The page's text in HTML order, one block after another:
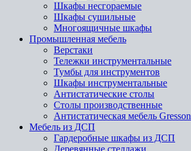
Шкафы несгораемые
Шкафы сушильные
Многоящичные шкафы
Промышленная мебель
Верстаки
Тележки инструментальные
Тумбы для инструментов
Шкафы инструментальные
Антистатические столы
Столы производственные
Антистатическая мебель Gresson
Мебель из ДСП
Гардеробные шкафы из ДСП
Деревянные стеллажи